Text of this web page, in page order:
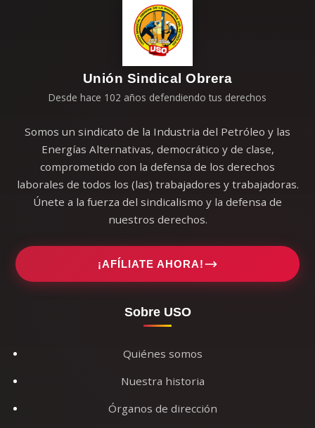
Unión Sindical Obrera
Desde hace 102 años defendiendo tus derechos
Somos un sindicato de la Industria del Petróleo y las
Energías Alternativas, democrático y de clase,
comprometido con la defensa de los derechos
laborales de todos los (las) trabajadores y trabajadoras.
Únete a la fuerza del sindicalismo y la defensa de
nuestros derechos.
¡AFÍLIATE AHORA!
Sobre USO
Quiénes somos
Nuestra historia
Órganos de dirección